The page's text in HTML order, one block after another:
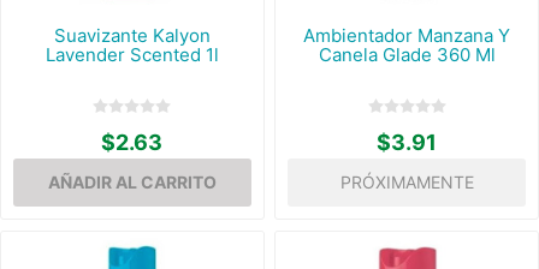
Suavizante Kalyon
Lavender Scented 1l
$2.63
Ambientador Manzana Y
Canela Glade 360 Ml
$3.91
PRÓXIMAMENTE